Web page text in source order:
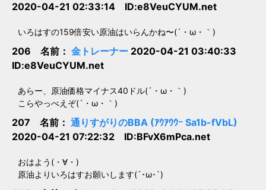
2020-04-21 02:33:14 ID:e8VeuCYUM.net
いろはすの159倍安い原油はいらんかね〜(´・ω・｀)
206 名前： 金トレーナー 2020-04-21 03:40:33
ID:e8VeuCYUM.net
あらー、原油価格マイナス40ドル(´・ω・｀)
こらやっべえぞ(´・ω・｀)
207 名前： 通りすがりのBBA (ｱｳｱｳｳｰ Sa1b-fVbL)
2020-04-21 07:22:32 ID:BFvX6mPca.net
おはよう(・∀・)
原油よりいろはすお願いします(´･ω･`)